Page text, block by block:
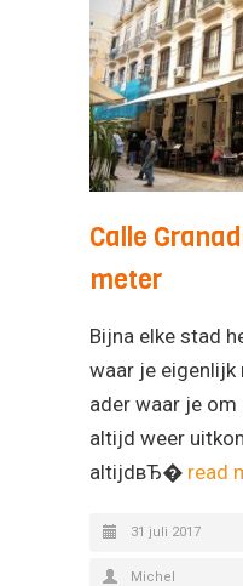
Calle
meter
Bijna elke stad
waar je eigenlijk
ader waar je om
altijd weer
altijdвЂ� read
31 juli 2017
Michel